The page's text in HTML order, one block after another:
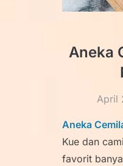
Aneka
April
Aneka
Kue dan
favorit